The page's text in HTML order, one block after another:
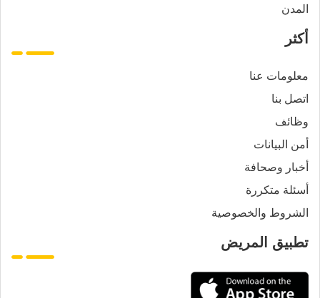
المدن
أكثر
معلومات عنا
اتصل بنا
وظائف
أمن البيانات
أخبار وصحافة
أسئلة متكررة
الشروط والخصوصية
تطبيق المريض